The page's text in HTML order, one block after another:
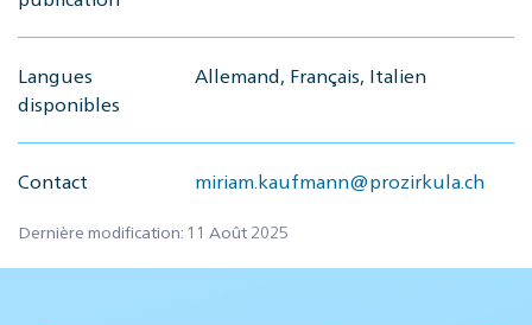
Langues
disponibles
Allemand, Français, Italien
Contact miriam.kaufmann@prozirkula.ch
Dernière modification: 11 Août 2025